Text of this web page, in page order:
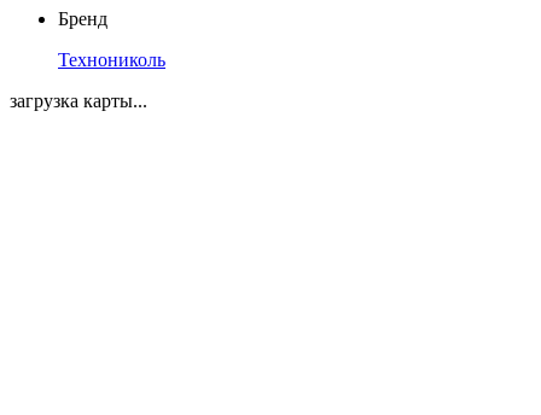
Бренд
Технониколь
загрузка карты...